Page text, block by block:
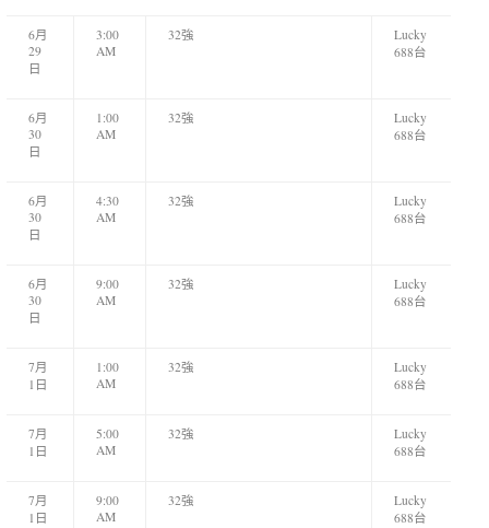
6月
29
日
3:00
AM
32強
Lucky
688台
6月
30
日
1:00
AM
32強
Lucky
688台
6月
30
日
4:30
AM
32強
Lucky
688台
6月
30
日
9:00
AM
32強
Lucky
688台
7月
1日
1:00
AM
32強
Lucky
688台
7月
1日
5:00
AM
32強
Lucky
688台
7月
1日
9:00
AM
32強
Lucky
688台